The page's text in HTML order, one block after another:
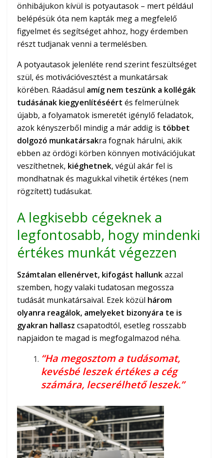
önhibájukon kívül is potyautasok – mert például
belépésük óta nem kapták meg a megfelelő
figyelmet és segítséget ahhoz, hogy érdemben
részt tudjanak venni a termelésben.
A potyautasok jelenléte rend szerint feszültséget
szül, és motivációvesztést a munkatársak
körében. Ráadásul amíg nem teszünk a kollégák
tudásának kiegyenlítéséért és felmerülnek
újabb, a folyamatok ismeretét igénylő feladatok,
azok kényszerből mindig a már addig is többet
dolgozó munkatársakra fognak hárulni, akik
ebben az ördögi körben könnyen motivációjukat
veszíthetnek, kiéghetnek, végül akár fel is
mondhatnak és magukkal vihetik értékes (nem
rögzített) tudásukat.
A legkisebb cégeknek a
legfontosabb, hogy mindenki
értékes munkát végezzen
Számtalan ellenérvet, kifogást hallunkazzal
szemben, hogy valaki tudatosan megossza
tudását munkatársaival. Ezek közül három
olyanra reagálok, amelyeket bizonyára te is
gyakran hallasz csapatodtól, esetleg rosszabb
napjaidon te magad is megfogalmazod néha.
“Ha megosztom a tudásomat,
kevésbé leszek értékes a cég
számára, lecserélhető leszek.”